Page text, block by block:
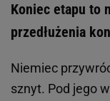
Koniec etapu to
przedłużenia
Niemiec
sznyt. Pod jego